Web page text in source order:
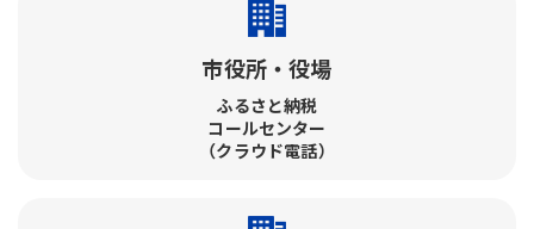
市役所・役場
ふるさと納税​
コールセンター​
（クラウド電話）